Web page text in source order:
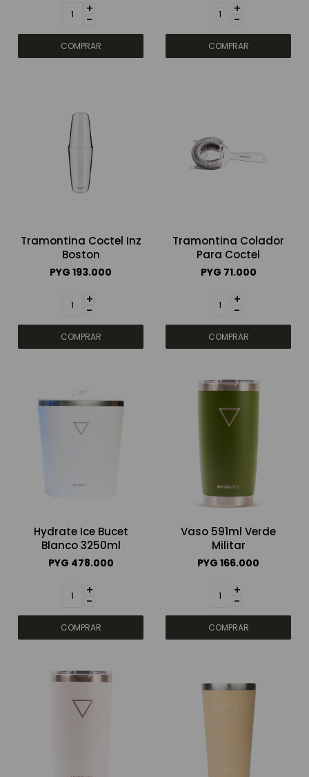
+
-
+
-
Tramontina Coctel Inz
Boston
PYG 193.000
+
-
Tramontina Colador
Para Coctel
PYG 71.000
+
-
Hydrate Ice Bucet
Blanco 3250ml
PYG 478.000
+
-
Vaso 591ml Verde
Militar
PYG 166.000
+
-